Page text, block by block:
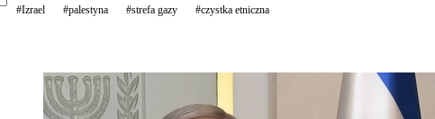
#Izrael #palestyna #strefa gazy #czystka etniczna